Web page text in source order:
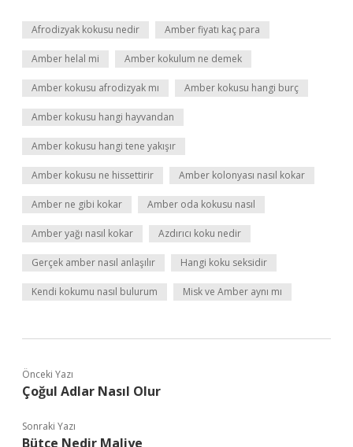
Afrodizyak kokusu nedir Amber fiyatı kaç para
Amber helal mi Amber kokulum ne demek
Amber kokusu afrodizyak mı Amber kokusu hangi burç
Amber kokusu hangi hayvandan
Amber kokusu hangi tene yakışır
Amber kokusu ne hissettirir Amber kolonyası nasıl kokar
Amber ne gibi kokar Amber oda kokusu nasıl
Amber yağı nasıl kokar Azdırıcı koku nedir
Gerçek amber nasıl anlaşılır Hangi koku seksidir
Kendi kokumu nasıl bulurum Misk ve Amber aynı mı
Önceki Yazı
Çoğul Adlar Nasıl Olur
Sonraki Yazı
Bütçe Nedir Maliye